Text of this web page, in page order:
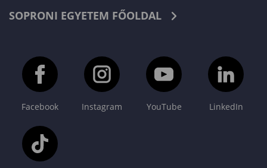
SOPRONI EGYETEM FŐOLDAL
Facebook Instagram YouTube LinkedIn